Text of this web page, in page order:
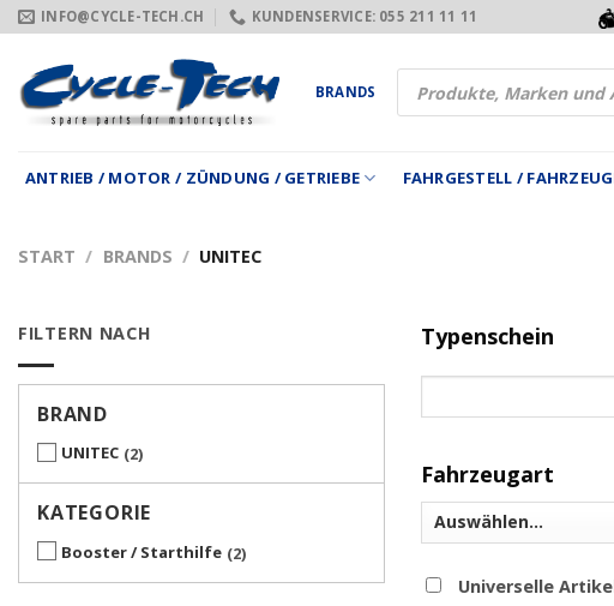
Zum
Inhalt
springen
INFO@CYCLE-TECH.CH KUNDENSERVICE: 055 211 11 11
BRANDS
Products
search
ANTRIEB / MOTOR / ZÜNDUNG / GETRIEBE FAHRGESTELL /
START / BRANDS / UNITEC
FILTERN NACH
BRAND
UNITEC 2
KATEGORIE
Booster / Starthilfe 2
Typenschein
Fahrzeugart
Universelle